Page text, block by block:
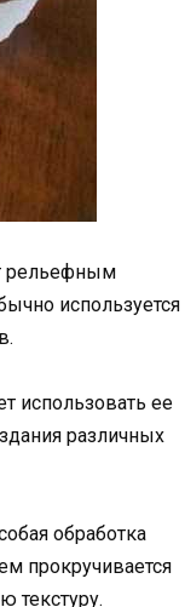
рельефным
используется
использовать ее
различных
обработка
прокручивается
текстуру.